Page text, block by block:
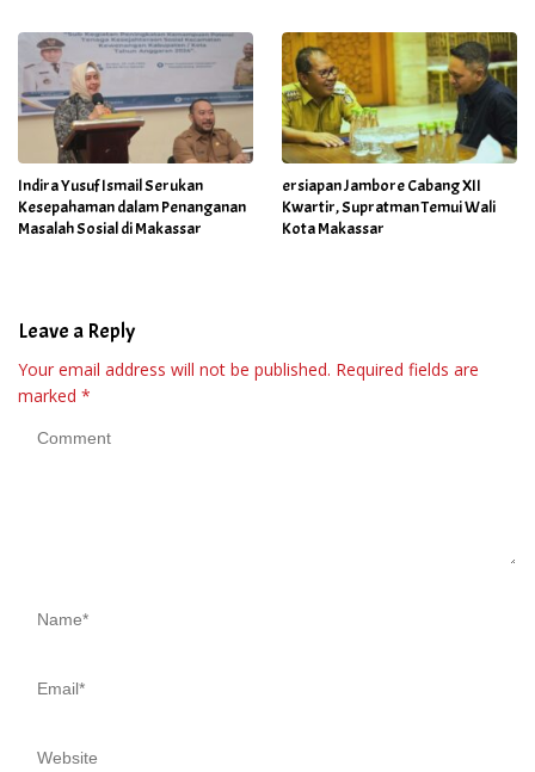
Indira Yusuf Ismail Serukan
Kesepahaman dalam Penanganan
Masalah Sosial di Makassar
ersiapan Jambore Cabang XII
Kwartir, Supratman Temui Wali
Kota Makassar
Leave a Reply
Your email address will not be published. Required fields are
marked *